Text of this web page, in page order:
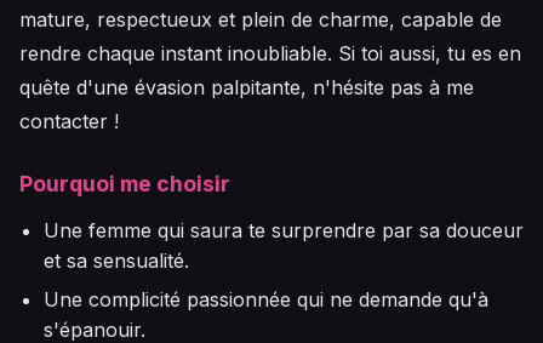
mature, respectueux et plein de charme, capable de
rendre chaque instant inoubliable. Si toi aussi, tu es en
quête d'une évasion palpitante, n'hésite pas à me
contacter !
Pourquoi me choisir
Une femme qui saura te surprendre par sa douceur
et sa sensualité.
Une complicité passionnée qui ne demande qu'à
s'épanouir.